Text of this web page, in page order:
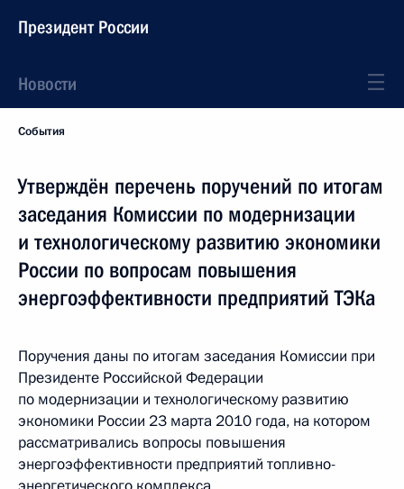
Президент России
Новости
События
Утверждён перечень поручений по итогам
заседания Комиссии по модернизации
и технологическому развитию экономики
России по вопросам повышения
энергоэффективности предприятий ТЭКа
Поручения даны по итогам заседания Комиссии при
Президенте Российской Федерации
по модернизации и технологическому развитию
экономики России 23 марта 2010 года, на котором
рассматривались вопросы повышения
энергоэффективности предприятий топливно-